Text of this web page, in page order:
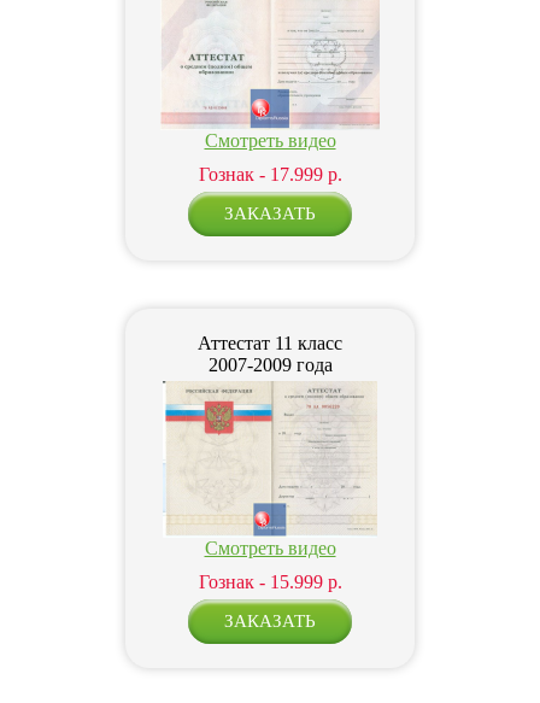
Смотреть видео
Гознак - 17.999 р.
Аттестат 11 класс
2007-2009 года
Смотреть видео
Гознак - 15.999 р.